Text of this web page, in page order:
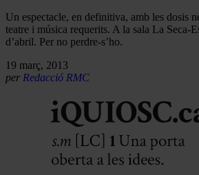
Un espectacle, en definitiva, amb les dosis
teatre i música requerits. A la sala La Seca-
d’abril. Per no perdre-s’ho.
19 març, 2013
per Redacció RMC